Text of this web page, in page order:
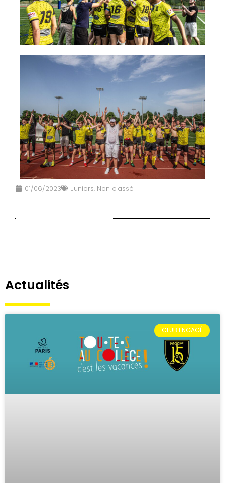
01/06/2023 Juniors, Non classé
Actualités
CLUB ENGAGÉ